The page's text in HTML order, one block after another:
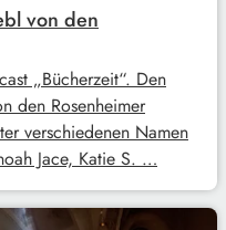
von den
„Bücherzeit“. Den
den Rosenheimer
verschiedenen Namen
Jace, Katie S. …